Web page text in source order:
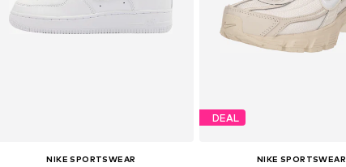
NIKE SPORTSWEAR
DEAL
NIKE SPORTSWEAR